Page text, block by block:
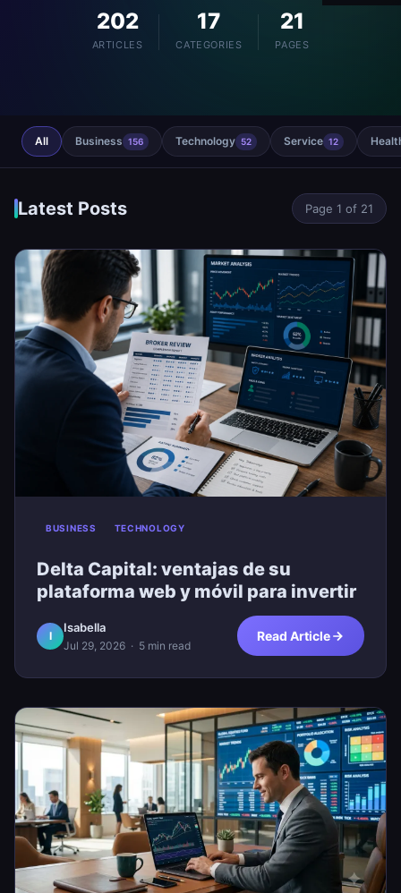
202
ARTICLES
17
CATEGORIES
21
PAGES
All Business 156 Technology 52 Service 12
Latest Posts Page 1 of 21
BUSINESS TECHNOLOGY
Delta Capital: ventajas de su
plataforma web y móvil para invertir
I
Isabella
Jul 29, 2026 · 5 min read
Read Article